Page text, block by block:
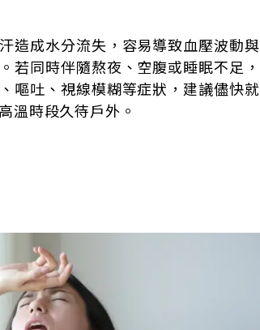
造成水分流失，容易導致血壓波動與
若同時伴隨熬夜、空腹或睡眠不足，
嘔吐、視線模糊等症狀，建議儘快就
溫時段久待戶外。